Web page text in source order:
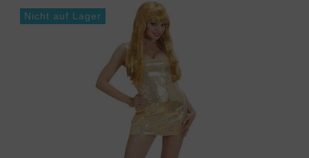
Nicht auf Lager